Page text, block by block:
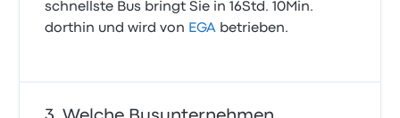
schnellste Bus bringt Sie in 16Std. 10Min.
dorthin und wird von EGA betrieben.